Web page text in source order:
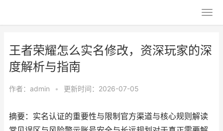
王者荣耀怎么实名修改，资深玩家的深
度解析与指南
作者： admin • 更新时间：2026-07-05
摘要：实名认证的重要性与限制官方渠道与核心规则解读